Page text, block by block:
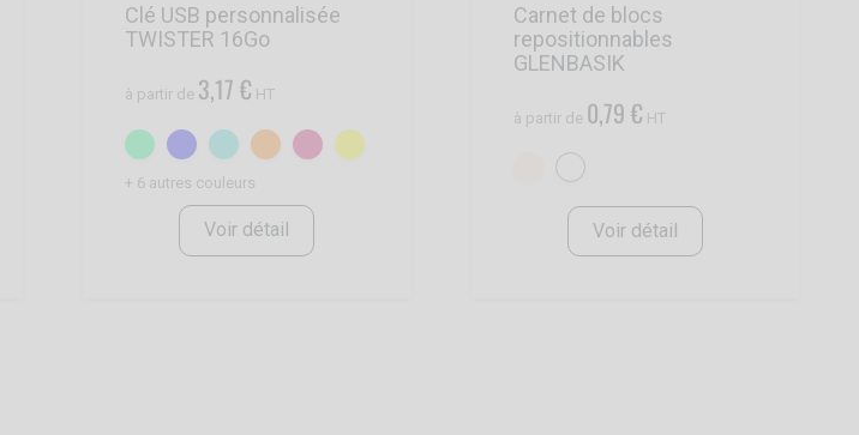
Clé USB personnalisée
TWISTER 16Go
à partir de 3,17 € HT
+ 6 autres couleurs
Voir détail
Carnet de blocs
repositionnables
GLENBASIK
à partir de 0,79 € HT
Voir détail